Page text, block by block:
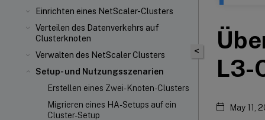
Einrichten eines NetScaler-Clusters
Verteilen des Datenverkehrs auf
Clusterknoten
Verwalten des NetScaler Clusters
Setup- und Nutzungsszenarien
Erstellen eines Zwei-Knoten-Clusters
Migrieren eines HA-Setups auf ein
Cluster-Setup
<
L3-
May 11,